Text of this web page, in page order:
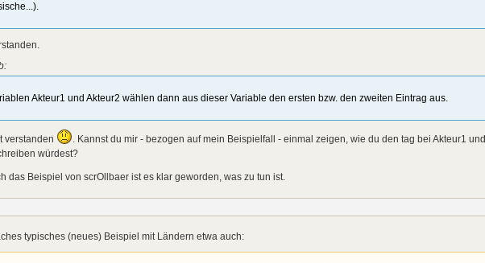
</germany>
</variables>
</news>
Akteur1 und Akteur2 wählen dann aus dieser Variable den ersten bzw. den zweiten Eintrag aus.
verstanden
. Kannst du mir - bezogen auf mein Beispielfall - einmal zeigen, wie du den tag bei Akteur1 und
würdest?
das Beispiel von scrOllbaer ist es klar geworden, was zu tun ist.
typisches (neues) Beispiel mit Ländern etwa auch: